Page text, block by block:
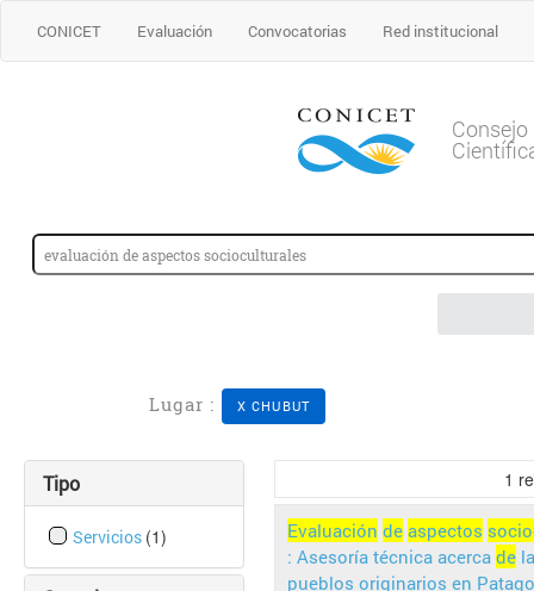
CONICET Evaluación Convocatorias Red institucional
Lugar : X CHUBUT
Tipo
Servicios (1)
1
Evaluación de aspectos
: Asesoría técnica acerca de
pueblos originarios en